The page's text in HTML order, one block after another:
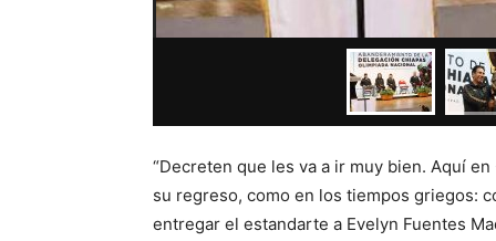
“Decreten que les va a ir muy bien. Aquí
su regreso, como en los tiempos griegos:
entregar el estandarte a Evelyn Fuentes